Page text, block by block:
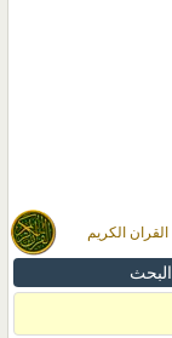
القران الكريم
البحث